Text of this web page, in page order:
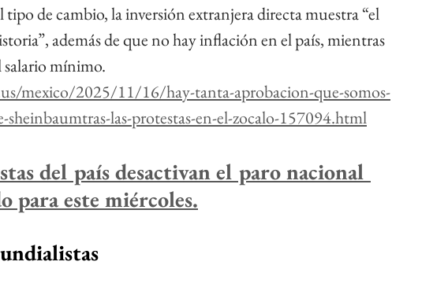
tipo de cambio, la inversión extranjera directa muestra “el
además de que no hay inflación en el país, mientras
mínimo.
mexico/2025/11/16/hay-tanta-aprobacion-que-somos-
sheinbaumtras-las-protestas-en-el-zocalo-157094.html
del país desactivan el paro nacional
para este miércoles.